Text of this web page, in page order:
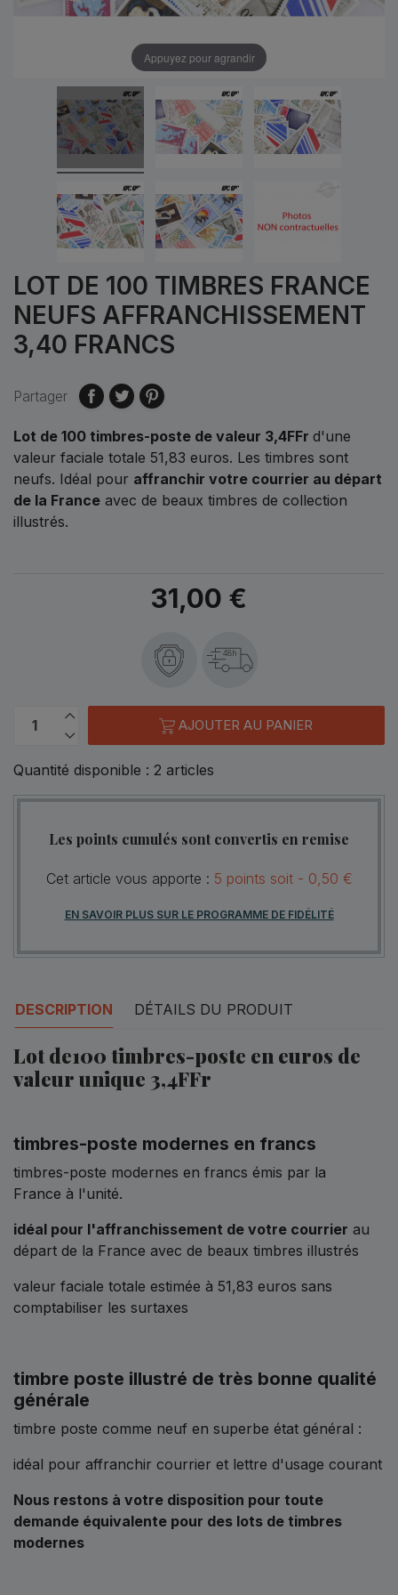
Appuyez pour agrandir
LOT DE 100 TIMBRES FRANCE
NEUFS AFFRANCHISSEMENT
3,40 FRANCS
Partager
Lot de 100 timbres-poste de valeur 3,4FFr d'une
valeur faciale totale 51,83 euros. Les timbres sont
neufs. Idéal pour affranchir votre courrier au départ
de la France avec de beaux timbres de collection
illustrés.
31,00 €
48h
AJOUTER AU PANIER
Quantité disponible : 2 articles
Les points cumulés sont convertis en remise
Cet article vous apporte : 5 points soit - 0,50 €
EN SAVOIR PLUS SUR LE PROGRAMME DE FIDÉLITÉ
DESCRIPTION DÉTAILS DU PRODUIT
Lot de100 timbres-poste en euros de
valeur unique 3,4FFr
timbres-poste modernes en francs
timbres-poste modernes en francs émis par la
France à l'unité.
idéal pour l'affranchissement de votre courrier au
départ de la France avec de beaux timbres illustrés
valeur faciale totale estimée à 51,83 euros sans
comptabiliser les surtaxes
timbre poste illustré de très bonne qualité
générale
timbre poste comme neuf en superbe état général :
idéal pour affranchir courrier et lettre d'usage courant
Nous restons à votre disposition pour toute
demande équivalente pour des lots de timbres
modernes